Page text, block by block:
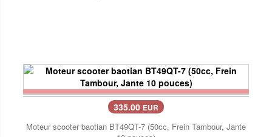
335.00 EUR
Moteur scooter baotian BT49QT-7 (50cc, Frein Tambour, Jante